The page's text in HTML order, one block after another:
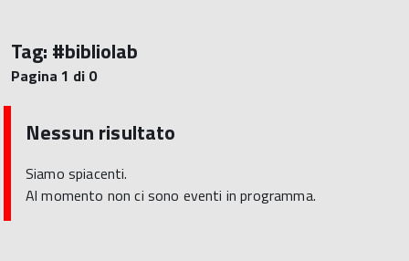
Tag: #bibliolab
Pagina 1 di 0
Nessun risultato
Siamo spiacenti.
Al momento non ci sono eventi in programma.